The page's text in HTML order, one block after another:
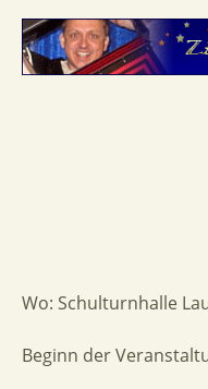
Wo: Schulturnhalle
Beginn der